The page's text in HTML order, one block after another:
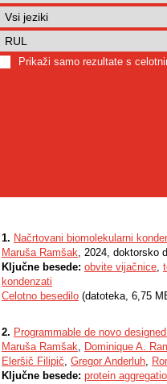
Prikaži samo rezultate s
1. Načrtovani biomolekularni
Maruša Ramšak, 2024, doktorsko
Ključne besede: obvite vijačnice,
kondenzati
Celotno besedilo (datoteka, 6,75
2. Programmable de novo
Maruša Ramšak, Dominique A.
Eleršič Filipič, Gregor Anderluh,
Ključne besede: protein